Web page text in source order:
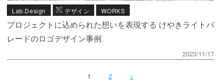
Lab.Design デザイン WORKS
プロジェクトに込められた想いを表現する けやきライトパ
レードのロゴデザイン事例
2023/11/17
1 2 >